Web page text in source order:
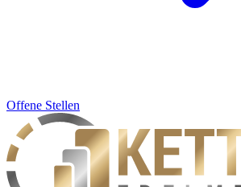
Offene Stellen